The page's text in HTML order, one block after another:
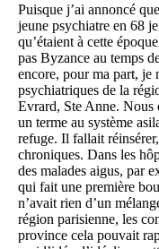
Puisque j’ai annoncé
jeune psychiatre en 68
qu’étaient à cette
pas Byzance au temps
encore, pour ma part, je
psychiatriques de la
Evrard, Ste Anne. Nous
un terme au système
refuge. Il fallait
chroniques. Dans les
des malades aigus, par
qui fait une première
n’avait rien d’un
région parisienne, les
province cela pouvait